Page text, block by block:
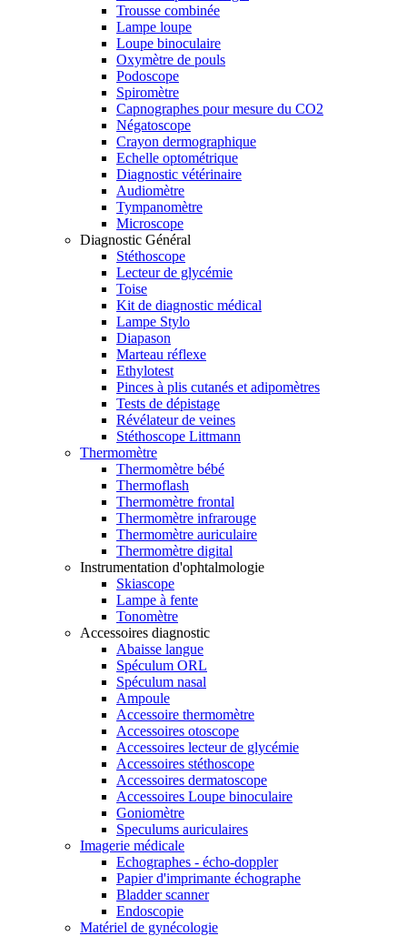
Trousse combinée
Lampe loupe
Loupe binoculaire
Oxymètre de pouls
Podoscope
Spiromètre
Capnographes pour mesure du CO2
Négatoscope
Crayon dermographique
Echelle optométrique
Diagnostic vétérinaire
Audiomètre
Tympanomètre
Microscope
Diagnostic Général
Stéthoscope
Lecteur de glycémie
Toise
Kit de diagnostic médical
Lampe Stylo
Diapason
Marteau réflexe
Ethylotest
Pinces à plis cutanés et adipomètres
Tests de dépistage
Révélateur de veines
Stéthoscope Littmann
Thermomètre
Thermomètre bébé
Thermoflash
Thermomètre frontal
Thermomètre infrarouge
Thermomètre auriculaire
Thermomètre digital
Instrumentation d'ophtalmologie
Skiascope
Lampe à fente
Tonomètre
Accessoires diagnostic
Abaisse langue
Spéculum ORL
Spéculum nasal
Ampoule
Accessoire thermomètre
Accessoires otoscope
Accessoires lecteur de glycémie
Accessoires stéthoscope
Accessoires dermatoscope
Accessoires Loupe binoculaire
Goniomètre
Speculums auriculaires
Imagerie médicale
Echographes - écho-doppler
Papier d'imprimante échographe
Bladder scanner
Endoscopie
Matériel de gynécologie